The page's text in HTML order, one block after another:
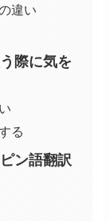
違い
際に気を
る
ン語翻訳